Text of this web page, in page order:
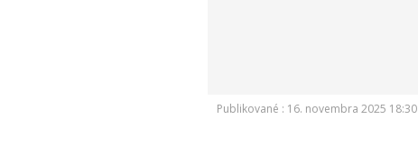
Publikované : 16. novembra 2025 18:30